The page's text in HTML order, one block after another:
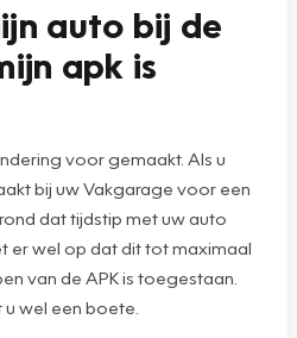
auto bij de
apk is
voor gemaakt. Als u
bij uw Vakgarage voor een
dat tijdstip met uw auto
er wel op dat dit tot maximaal
van de APK is toegestaan.
wel een boete.